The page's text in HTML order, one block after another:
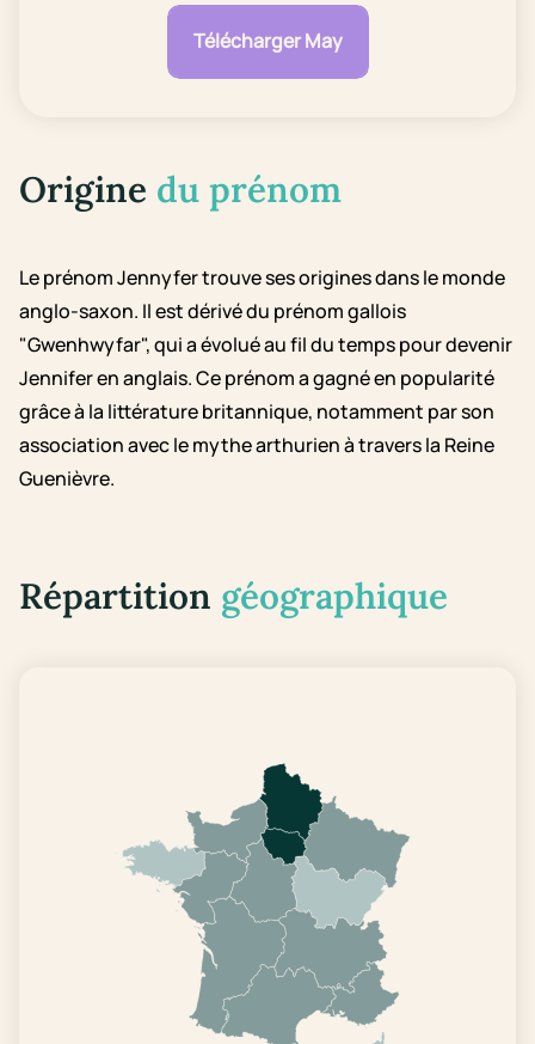
Télécharger May
Origine du prénom
Le prénom Jennyfer trouve ses origines dans le monde
anglo-saxon. Il est dérivé du prénom gallois
"Gwenhwyfar", qui a évolué au fil du temps pour devenir
Jennifer en anglais. Ce prénom a gagné en popularité
grâce à la littérature britannique, notamment par son
association avec le mythe arthurien à travers la Reine
Guenièvre.
Répartition géographique